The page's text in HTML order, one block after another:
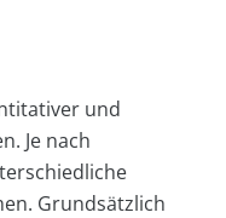
und
Je nach
Grundsätzlich